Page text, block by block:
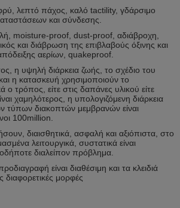
λεπτό πάχος, καλό tactility, γδάρσιμο
και σύνδεσης.
moisture-proof, dust-proof, αδιάβροχη,
και διάβρωση της επιβλαβούς όξινης και
αερίων, quakeproof.
η υψηλή διάρκεια ζωής, το σχέδιο του
η κατασκευή χρησιμοποιούν το
ο τρόπος, είτε στις δαπάνες υλικού είτε
χαμηλότερος, η υπολογιζόμενη διάρκεια
τύπων διακοπτών μεμβρανών είναι
100million.
διαισθητικά, ασφαλή και αξιόπιστα, στο
λειτουργικά, συστατικά είναι
διαλείπον πρόβλημα.
είναι διαθέσιμη και τα κλειδιά
μορφές